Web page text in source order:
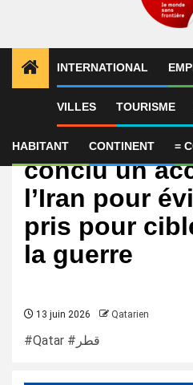
INTERNATIONAL
VILLES TOURISME
HABITANT CONTINENT =
International
Le Qatar
conclu un
l’Iran pour
pris pour
la guerre
13 juin 2026 Qatarien
#Qatar #قطر